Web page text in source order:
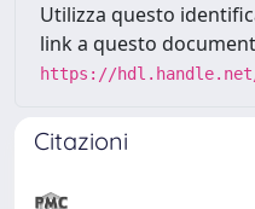
Utilizza questo
link a questo
https://hdl.handle.net/
Citazioni